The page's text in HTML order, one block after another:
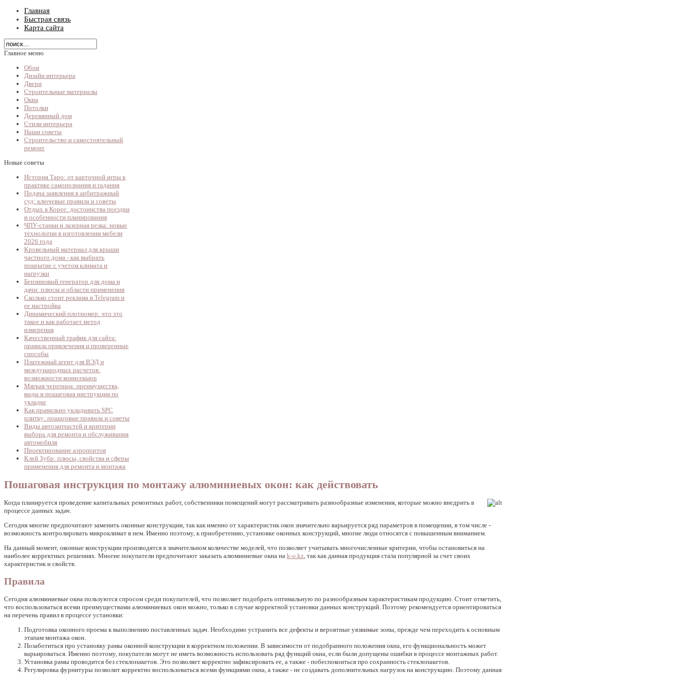
Главная
Быстрая связь
Карта сайта
Главное меню
Обои
Дизайн интерьера
Двери
Строительные материалы
Окна
Потолки
Деревянный дом
Стили интерьера
Наши советы
Строительство и самостоятельный
ремонт
Новые советы
История Таро: от карточной игры к
практике самопознания и гадания
Подача заявления в арбитражный
суд: ключевые правила и советы
Отдых в Корее: достоинства поездки
и особенности планирования
ЧПУ-станки и лазерная резка: новые
технологии в изготовлении мебели
2026 года
Кровельный материал для крыши
частного дома - как выбрать
покрытие с учетом климата и
нагрузки
Бензиновый генератор для дома и
дачи: плюсы и области применения
Сколько стоит реклама в Telegram и
ее настройка
Динамический плотномер: что это
такое и как работает метод
измерения
Качественный трафик для сайта:
правила привлечения и проверенные
способы
Платежный агент для ВЭД и
международных расчетов:
возможности коинсекьюр
Мягкая черепица: преимущества,
виды и пошаговая инструкция по
укладке
Как правильно укладывать SPC
плитку: пошаговые правила и советы
Виды автозапчастей и критерии
выбора для ремонта и обслуживания
автомобиля
Проектирование аэропортов
Клей Зубр: плюсы, свойства и сферы
применения для ремонта и монтажа
Пошаговая инструкция по монтажу алюминиевых окон: как действовать
Когда планируется проведение капитальных ремонтных работ, собственники помещений могут рассматривать разнообразные изменения, которые можно внедрить в
процессе данных задач.
Сегодня многие предпочитают заменить оконные конструкции, так как именно от характеристик окон значительно варьируется ряд параметров в помещении, в том числе -
возможность контролировать микроклимат в нем. Именно поэтому, к приобретению, установке оконных конструкций, многие люди относятся с повышенным вниманием.
На данный момент, оконные конструкции производятся в значительном количестве моделей, что позволяет учитывать многочисленные критерии, чтобы остановиться на
наиболее корректных решениях. Многие покупатели предпочитают заказать алюминиевые окна на k-o.kz , так как данная продукция стала популярной за счет своих
характеристик и свойств.
Правила
Сегодня алюминиевые окна пользуются спросом среди покупателей, что позволяет подобрать оптимальную по разнообразным характеристикам продукцию. Стоит отметить,
что воспользоваться всеми преимуществами алюминиевых окон можно, только в случае корректной установки данных конструкций. Поэтому рекомендуется ориентироваться
на перечень правил в процессе установки:
Подготовка оконного проема к выполнению поставленных задач. Необходимо устранить все дефекты и вероятные уязвимые зоны, прежде чем переходить к основным
этапам монтажа окон.
Позаботиться про установку рамы оконной конструкции в корректном положении. В зависимости от подобранного положения окна, его функциональность может
варьироваться. Именно поэтому, покупатели могут не иметь возможность использовать ряд функций окна, если были допущены ошибки в процессе монтажных работ.
Установка рамы проводится без стеклопакетов. Это позволяет корректно зафиксировать ее, а также - побеспокоиться про сохранность стеклопакетов.
Регулировка фурнитуры позволит корректно воспользоваться всеми функциями окна, а также - не создавать дополнительных нагрузок на конструкцию. Поэтому данная